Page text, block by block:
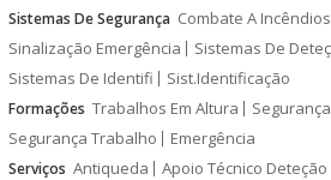
Sistemas De Segurança Combate A Incêndios
Sinalização Emergência
Sistemas De
Sistemas De Identifi
Sist.Identificação
Formações Trabalhos Em Altura
Segurança Trabalho
Emergência
Serviços Antiqueda
Apoio Técnico